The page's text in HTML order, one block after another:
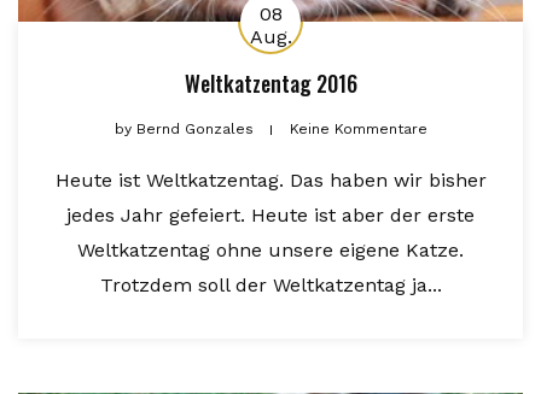
08
Aug.
Weltkatzentag 2016
byBernd Gonzales Keine Kommentare
Heute ist Weltkatzentag. Das haben wir bisher
jedes Jahr gefeiert. Heute ist aber der erste
Weltkatzentag ohne unsere eigene Katze.
Trotzdem soll der Weltkatzentag ja...